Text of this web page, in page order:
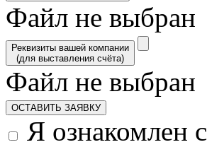
Файл не выбран
Реквизиты вашей компании
(для выставления счёта)
Файл не выбран
ОСТАВИТЬ ЗАЯВКУ
Я ознакомлен с